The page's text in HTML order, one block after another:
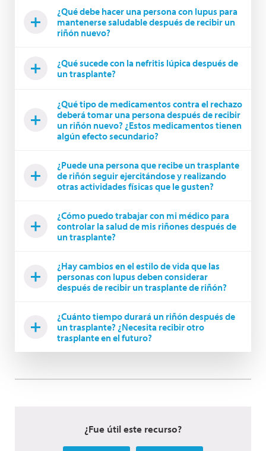
¿Qué debe hacer una persona con lupus para
mantenerse saludable después de recibir un
riñón nuevo?
¿Qué sucede con la nefritis lúpica después de
un trasplante?
¿Qué tipo de medicamentos contra el rechazo
deberá tomar una persona después de recibir
un riñón nuevo? ¿Estos medicamentos tienen
algún efecto secundario?
¿Puede una persona que recibe un trasplante
de riñón seguir ejercitándose y realizando
otras actividades físicas que le gusten?
¿Cómo puedo trabajar con mi médico para
controlar la salud de mis riñones después de
un trasplante?
¿Hay cambios en el estilo de vida que las
personas con lupus deben considerar
después de recibir un trasplante de riñón?
¿Cuánto tiempo durará un riñón después de
un trasplante? ¿Necesita recibir otro
trasplante en el futuro?
¿Fue útil este recurso?